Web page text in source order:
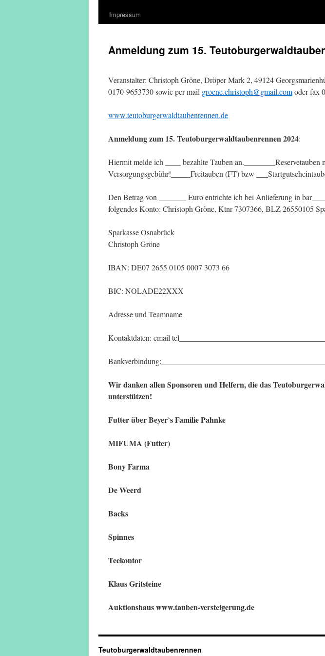
Impressum
Anmeldung zum 15.
Veranstalter: Christoph Gröne, Dröper Mark 2, 49124
0170-9653730 sowie per mail groene.christoph@gmail.comoder fax
www.teutoburgerwaldtaubenrennen.de
Anmeldung zum 15. Teutoburgerwaldtaubenrennen 2024:
Hiermit melde ich ____ bezahlte Tauben an.________Reservetauben
Versorgungsgebühr!_____Freitauben (FT) bzw
Den Betrag von _______ Euro entrichte ich bei Anlieferung in
folgendes Konto: Christoph Gröne, Ktnr 7307366, BLZ 26550105
Sparkasse Osnabrück
Christoph Gröne
IBAN: DE07 2655 0105 0007 3073 66
BIC: NOLADE22XXX
Adresse und Teamname
Kontaktdaten: email
Wir danken allen Sponsoren und Helfern, die das
unterstützen!
Futter über Beyer`s Familie Pahnke
MIFUMA (Futter)
Bony Farma
De Weerd
Backs
Spinnes
Teekontor
Klaus Gritsteine
Auktionshaus www.tauben-versteigerung.de
Teutoburgerwaldtaubenrennen